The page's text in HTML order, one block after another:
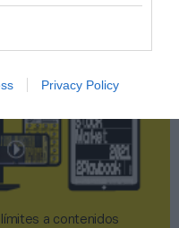
Privacy Policy
límites a contenidos